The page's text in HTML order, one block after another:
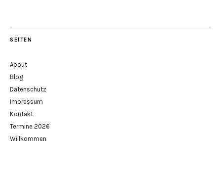
SEITEN
About
Blog
Datenschutz
Impressum
Kontakt
Termine 2026
Willkommen